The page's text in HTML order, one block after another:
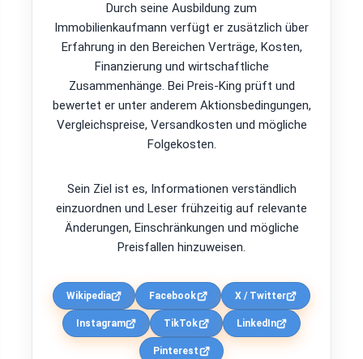
Durch seine Ausbildung zum
Immobilienkaufmann verfügt er zusätzlich über
Erfahrung in den Bereichen Verträge, Kosten,
Finanzierung und wirtschaftliche
Zusammenhänge. Bei Preis-King prüft und
bewertet er unter anderem Aktionsbedingungen,
Vergleichspreise, Versandkosten und mögliche
Folgekosten.
Sein Ziel ist es, Informationen verständlich
einzuordnen und Leser frühzeitig auf relevante
Änderungen, Einschränkungen und mögliche
Preisfallen hinzuweisen.
Wikipedia Facebook X / Twitter
Instagram TikTok LinkedIn
Pinterest